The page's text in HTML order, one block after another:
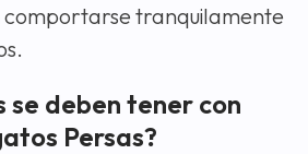
comportarse tranquilamente
se deben tener con
Persas?